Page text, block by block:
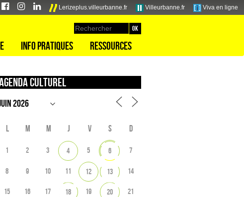
Lerizeplus.villeurbanne.fr Villeurbanne.fr Viva en ligne
Info pratiques Ressources
culturel
L M M J V S D
1 2 3 4 5 6 7
8 9 10 11 12 13 14
15 16 17 18 19 20 21